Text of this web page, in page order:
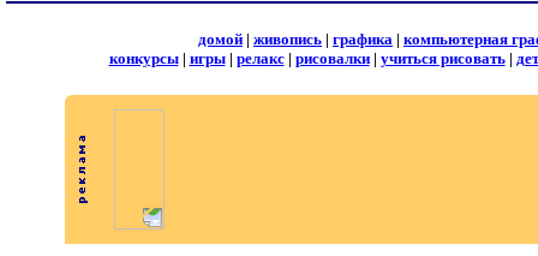
домой | живопись | графика | компьютерная
конкурсы| игры| релакс| рисовалки| учиться рисовать|